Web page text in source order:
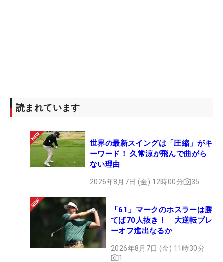
読まれています
世界の最新スイングは「圧縮」がキ
ーワード！ 久常涼が飛んで曲がら
ない理由
2026年8月7日 (金) 12時00分 35
「61」マークのホスラーは勝
てば70人抜き！ 大逆転プレ
ーオフ進出なるか
2026年8月7日 (金) 11時30分
1